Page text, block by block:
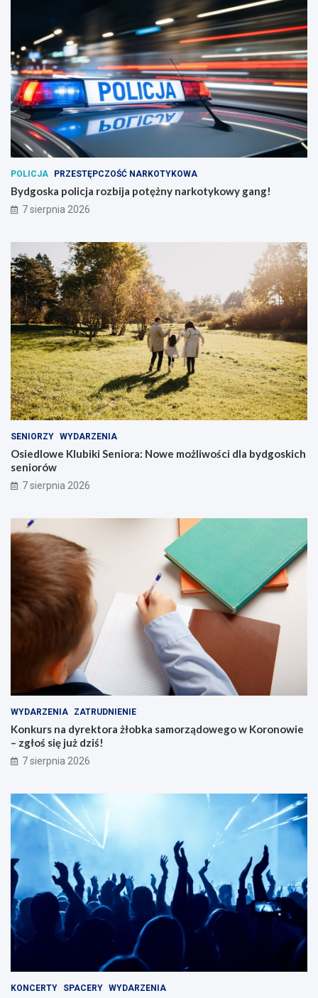
POLICJA PRZESTĘPCZOŚĆ NARKOTYKOWA
Bydgoska policja rozbija potężny narkotykowy gang!
7 sierpnia 2026
SENIORZY WYDARZENIA
Osiedlowe Klubiki Seniora: Nowe możliwości dla bydgoskich
seniorów
7 sierpnia 2026
WYDARZENIA ZATRUDNIENIE
Konkurs na dyrektora żłobka samorządowego w Koronowie
– zgłoś się już dziś!
7 sierpnia 2026
KONCERTY SPACERY WYDARZENIA